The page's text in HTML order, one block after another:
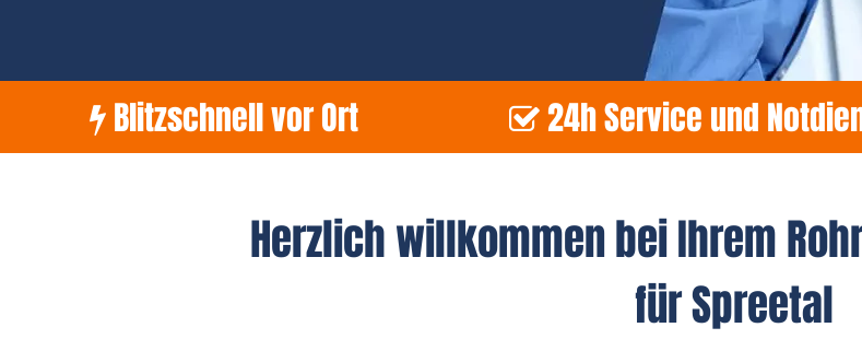
Blitzschnell vor Ort 24h Service und
Herzlich willkommen bei Ihrem
für Spreetal